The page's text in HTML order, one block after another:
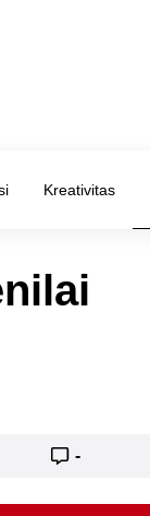
Kreativitas
-